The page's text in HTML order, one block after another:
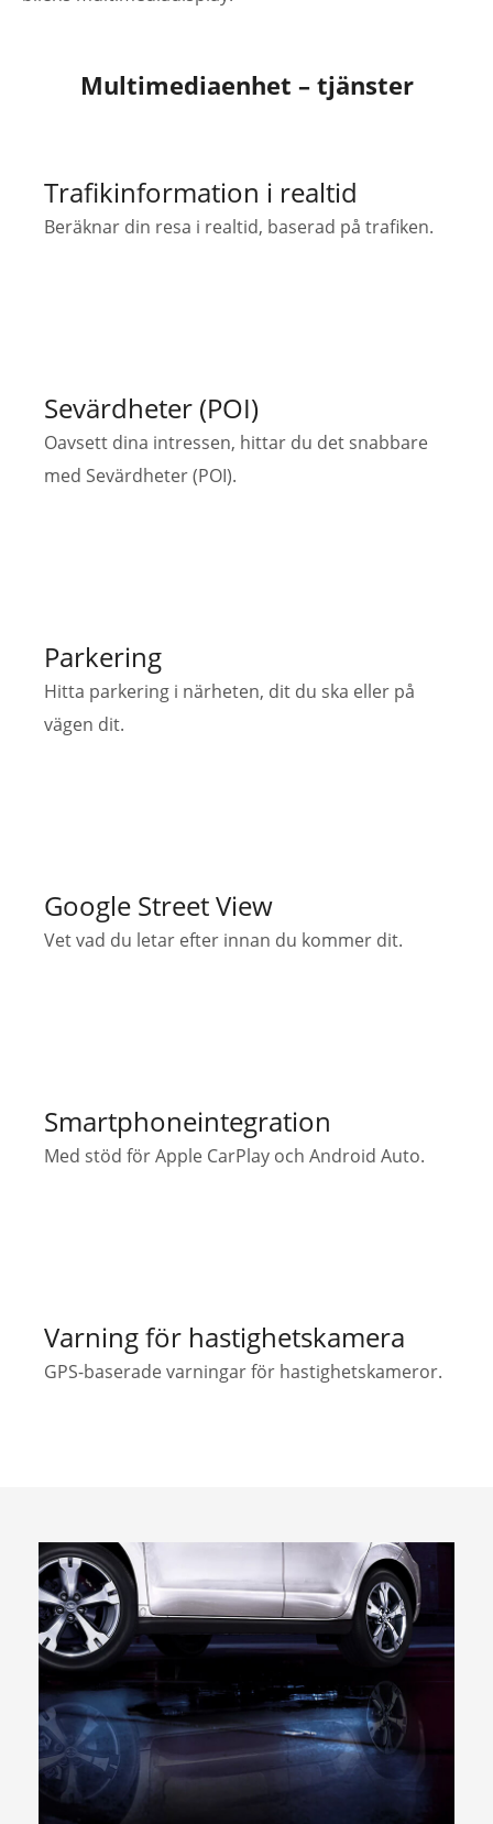
Multimediaenhet – tjänster
Trafikinformation i realtid
Beräknar din resa i realtid, baserad på trafiken.
Sevärdheter (POI)
Oavsett dina intressen, hittar du det snabbare
med Sevärdheter (POI).
Parkering
Hitta parkering i närheten, dit du ska eller på
vägen dit.
Google Street View
Vet vad du letar efter innan du kommer dit.
Smartphoneintegration
Med stöd för Apple CarPlay och Android Auto.
Varning för hastighetskamera
GPS-baserade varningar för hastighetskameror.